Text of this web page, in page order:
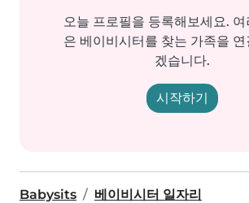
오늘 프로필을 등록해보세요.
은 베이비시터를 찾는 가족을 연
겠습니다.
시작하기
Babysits
베이비시터 일자리